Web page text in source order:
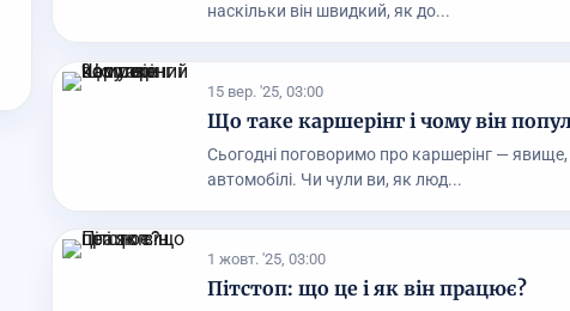
наскільки він швидкий, як до...
15 вер. '25, 03:00
Що таке каршерінг і чому він
Сьогодні поговоримо про каршерінг —
автомобілі. Чи чули ви, як люд...
1 жовт. '25, 03:00
Пітстоп: що це і як він працює?